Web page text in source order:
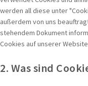
werden all diese unter
außerdem von uns
stehendem Dokument
Cookies auf unserer
2. Was sind